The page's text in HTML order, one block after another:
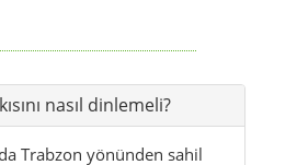
nasıl dinlemeli?
Trabzon yönünden sahil